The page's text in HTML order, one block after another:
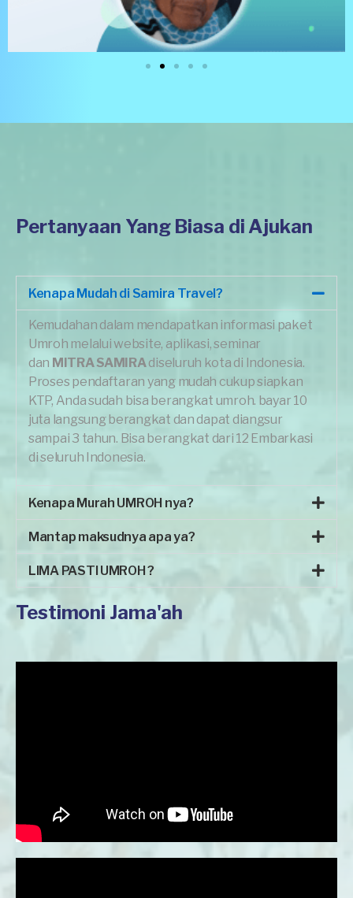
Pertanyaan Yang Biasa di Ajukan
Kenapa Mudah di Samira Travel?
Kemudahan dalam mendapatkan informasi paket
Umroh melalui website, aplikasi, seminar
dan MITRA SAMIRAdiseluruh kota di Indonesia.
Proses pendaftaran yang mudah cukup siapkan
KTP, Anda sudah bisa berangkat umroh. bayar 10
juta langsung berangkat dan dapat diangsur
sampai 3 tahun. Bisa berangkat dari 12 Embarkasi
di seluruh Indonesia.
Kenapa Murah UMROH nya?
Mantap maksudnya apa ya?
LIMA PASTI UMROH ?
Testimoni Jama'ah